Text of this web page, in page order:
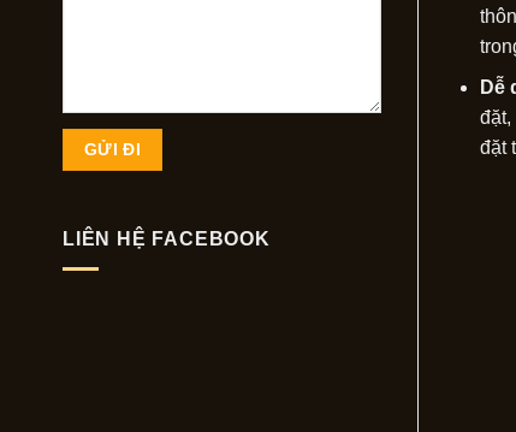
LIÊN HỆ FACEBOOK
Dễ
đặt,
đặt